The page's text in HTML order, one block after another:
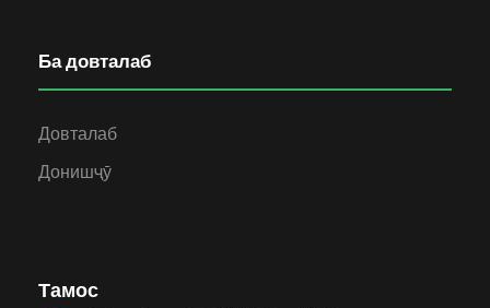
Ба довталаб
Довталаб
Донишҷӯ
Тамос